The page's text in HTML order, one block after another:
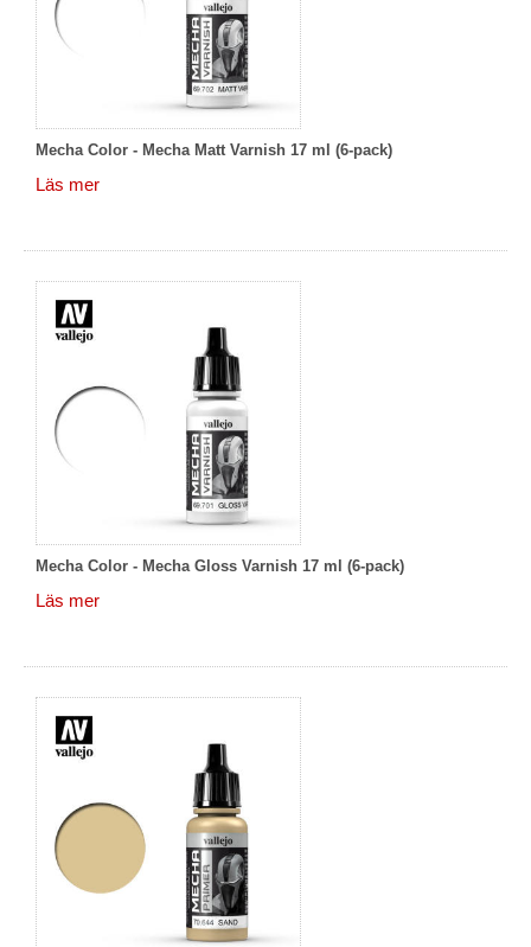
Mecha Color - Mecha Matt Varnish 17 ml (6-pack)
Läs mer
Mecha Color - Mecha Gloss Varnish 17 ml (6-pack)
Läs mer